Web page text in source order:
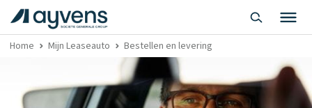
Home Mijn Leaseauto Bestellen en levering